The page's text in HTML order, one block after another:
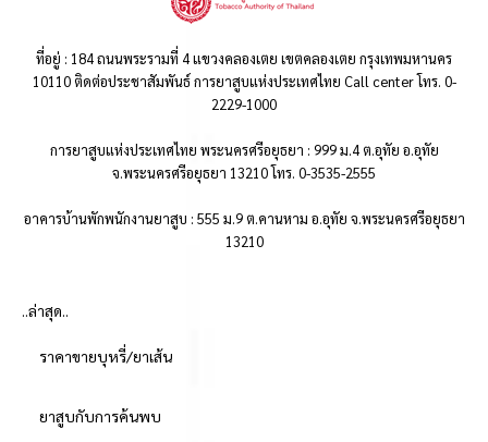
ที่อยู่ : 184 ถนนพระรามที่ 4 แขวงคลองเตย เขตคลองเตย กรุงเทพมหานคร
10110 ติดต่อประชาสัมพันธ์ การยาสูบแห่งประเทศไทย Call center โทร. 0-
2229-1000
การยาสูบแห่งประเทศไทย พระนครศรีอยุธยา : 999 ม.4 ต.อุทัย อ.อุทัย
จ.พระนครศรีอยุธยา 13210 โทร. 0-3535-2555
อาคารบ้านพักพนักงานยาสูบ : 555 ม.9 ต.คานหาม อ.อุทัย จ.พระนครศรีอยุธยา
13210
..ล่าสุด..
ราคาขายบุหรี่/ยาเส้น
ยาสูบกับการค้นพบ